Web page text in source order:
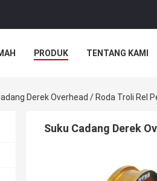
PRODUK TENTANG KAMI
Derek Overhead / Roda Troli Rel
Suku Cadang Derek